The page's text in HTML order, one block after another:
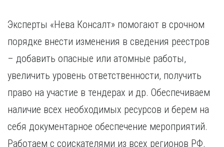
Эксперты «Нева Консалт» помогают в срочном
порядке внести изменения в сведения реестров
– добавить опасные или атомные работы,
увеличить уровень ответственности, получить
право на участие в тендерах и др. Обеспечиваем
наличие всех необходимых ресурсов и берем на
себя документарное обеспечение мероприятий.
Работаем с соискателями из всех регионов РФ.